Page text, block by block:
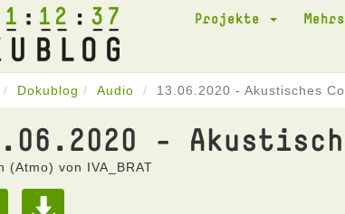
12 37 Projekte
Dokublog Audio 13.06.2020 - Akustisches
-
(Atmo) von IVA_BRAT